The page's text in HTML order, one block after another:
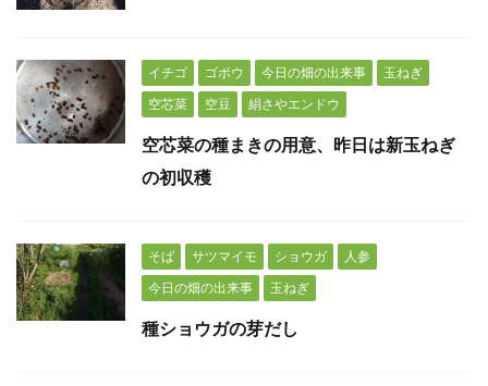
イチゴ ゴボウ 今日の畑の出来事
玉ねぎ
空芯菜
空豆 絹さやエンドウ
空芯菜の種まきの用意、昨日は新玉ねぎ
の初収穫
そば サツマイモ ショウガ
人参
今日の畑の出来事
玉ねぎ
種ショウガの芽だし